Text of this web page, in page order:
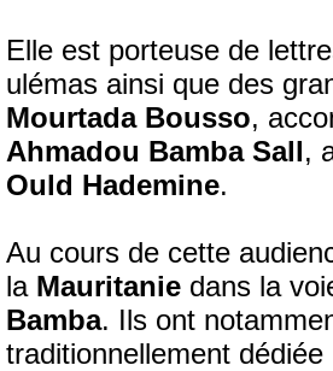
Elle est porteuse de
ulémas ainsi que des
Mourtada Bousso,
Ahmadou Bamba Sall,
Ould Hademine.
Au cours de cette
la Mauritanie dans la
Bamba. Ils ont
traditionnellement dédiée